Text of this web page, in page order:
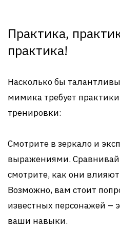
Практика,
практика!
Насколько бы
мимика требует
тренировки:
Смотрите в зеркало и
выражениями.
смотрите, как они
Возможно, вам стоит
известных персонажей –
ваши навыки.